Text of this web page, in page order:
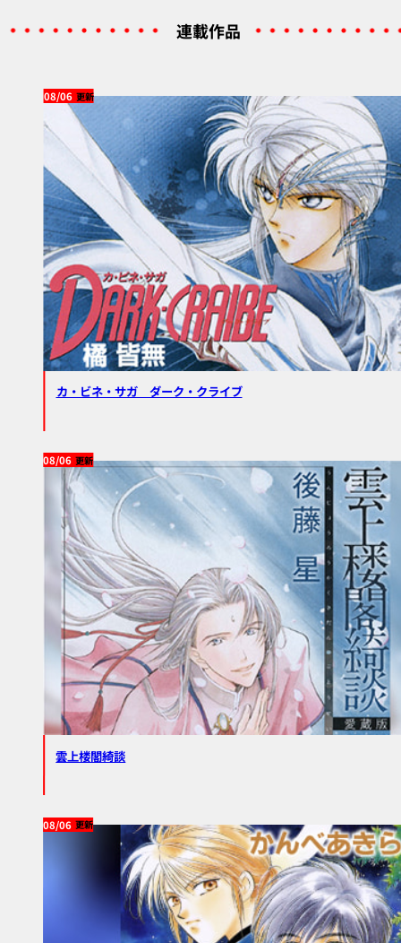
連載作品
08/06
カ・ビネ・サガ ダーク・クライブ
08/06
雲上楼閣綺談
08/06